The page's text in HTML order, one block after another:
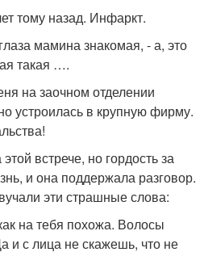
тому назад. Инфаркт.
мамина знакомая, - а, это
такая ….
на заочном отделении
устроилась в крупную фирму.
встрече, но гордость за
и она поддержала разговор.
эти страшные слова:
на тебя похожа. Волосы
и с лица не скажешь, что не